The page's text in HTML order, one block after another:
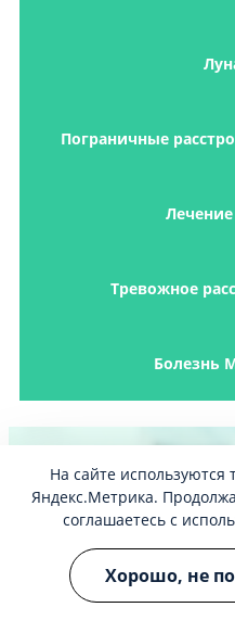
Пограничные
Тревожное
Болезнь
зависимым,
На сайте используются
Яндекс.Метрика.
соглашаетесь с
Хорошо, не